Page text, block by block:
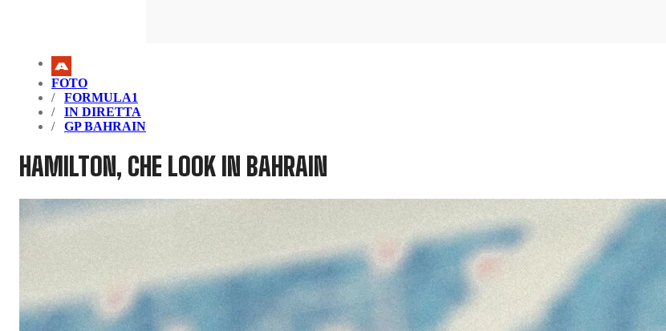
FOTO
FORMULA1
IN DIRETTA
GP BAHRAIN
HAMILTON, CHE LOOK IN BAHRAIN